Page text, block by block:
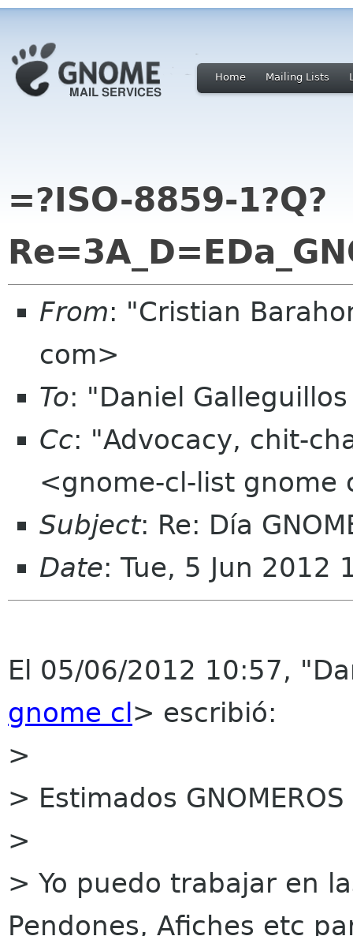
Home Mailing Lists
=?ISO-8859-1?Q?
From: "Cristian
com>
To: "Daniel
Cc: "Advocacy, chit-
<gnome-cl-list gnome
Subject: Re: Día
Date: Tue, 5 Jun 2012
El 05/06/2012 10:57,
gnome cl > escribió:
>
> Estimados GNOMEROS
>
> Yo puedo trabajar en
Pendones, Afiches etc